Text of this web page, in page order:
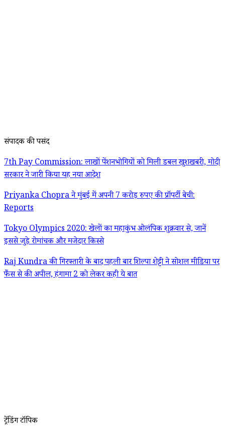
संपादक की पसंद
7th Pay Commission: लाखों पेंशनभोगियों को मिली डबल खुशखबरी, मोदी
सरकार ने जारी किया यह नया आदेश
Priyanka Chopra ने मुंबई में अपनी 7 करोड़ रुपए की प्रॉपर्टी बेची:
Reports
Tokyo Olympics 2020: खेलों का महाकुंभ ओलंपिक शुक्रवार से, जानें
इससे जुड़े रोमांचक और मजेदार किस्से
Raj Kundra की गिरफ्तारी के बाद पहली बार शिल्पा शेट्टी ने सोशल मीडिया पर
फैंस से की अपील, हंगामा 2 को लेकर कही ये बात
ट्रेंडिंग टॉपिक